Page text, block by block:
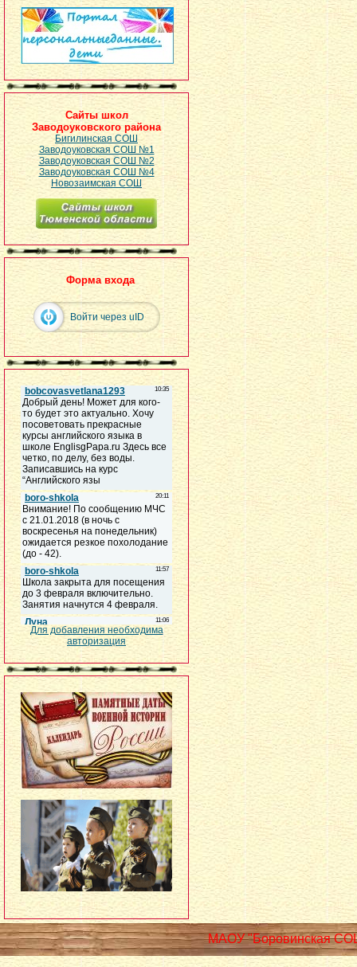
Сайты школ
Заводоуковского района
Бигилинская СОШ
Заводоуковская СОШ №1
Заводоуковская СОШ №2
Заводоуковская СОШ №4
Новозаимская СОШ
Форма входа
Войти через uID
Для добавления необходима
авторизация
МАОУ "Боровинская